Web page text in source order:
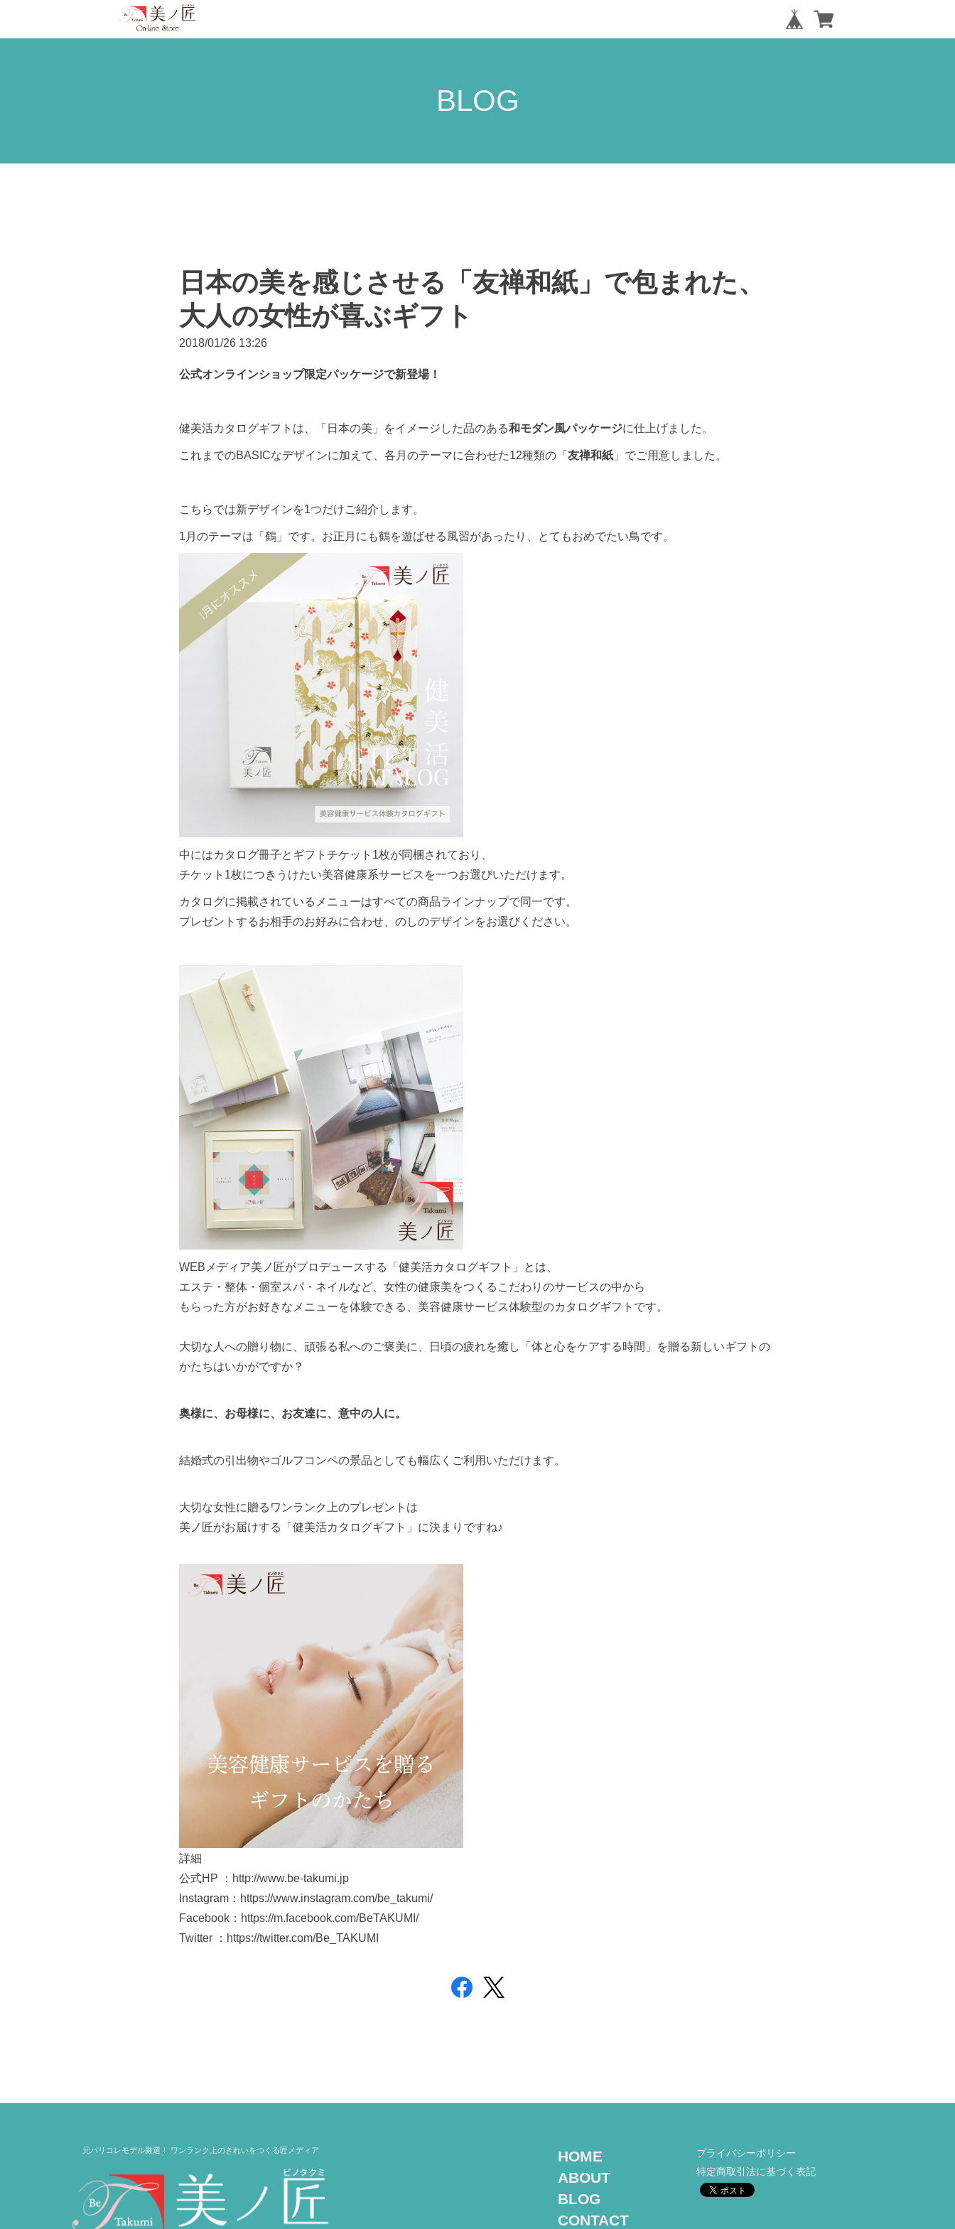
BLOG
日本の美を感じさせる「友禅和紙」で包まれた、
大人の女性が喜ぶギフト
2018/01/26 13:26
公式オンラインショップ限定パッケージで新登場！
健美活カタログギフトは、「日本の美」をイメージした品のある和モダン風パッケージに仕上げました。
これまでのBASICなデザインに加えて、各月のテーマに合わせた12種類の「 友禅和紙 」でご用意しました。
こちらでは新デザインを1つだけご紹介します。
1月のテーマは「鶴」です。お正月にも鶴を遊ばせる風習があったり、とてもおめでたい鳥です。
中にはカタログ冊子とギフトチケット1枚が同梱されており、
チケット1枚につきうけたい美容健康系サービスを一つお選びいただけます。
カタログに掲載されているメニューはすべての商品ラインナップで同一です。
プレゼントするお相手のお好みに合わせ、のしのデザインをお選びください。
WEBメディア美ノ匠がプロデュースする「健美活カタログギフト」とは、
エステ・整体・個室スパ・ネイルなど、女性の健康美をつくるこだわりのサービスの中から
もらった方がお好きなメニューを体験できる、美容健康サービス体験型のカタログギフトです。
大切な人への贈り物に、頑張る私へのご褒美に、日頃の疲れを癒し「体と心をケアする時間」を贈る新しいギフトの
かたちはいかがですか？
奥様に、お母様に、お友達に、意中の人に。
結婚式の引出物やゴルフコンペの景品としても幅広くご利用いただけます。
大切な女性に贈るワンランク上のプレゼントは
美ノ匠がお届けする「健美活カタログギフト」に決まりですね♪
詳細
公式HP ：http://www.be-takumi.jp
Instagram：https://www.instagram.com/be_takumi/
Facebook：https://m.facebook.com/BeTAKUMI/
Twitter ：https://twitter.com/Be_TAKUMI
元パリコレモデル厳選！ ワンランク上のきれいをつくる匠メディア
HOME
ABOUT
BLOG
CONTACT
プライバシーポリシー
特定商取引法に基づく表記